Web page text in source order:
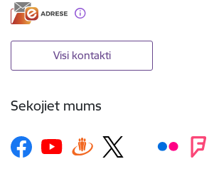
Visi kontakti
Sekojiet mums